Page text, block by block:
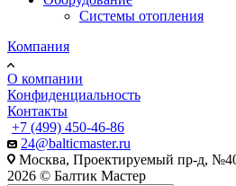
Системы отопления
Компания
О компании
Конфиденциальность
Контакты
+7 (499) 450-46-86
24@balticmaster.ru
Москва, Проектируемый пр-д,
2026 © Балтик Мастер